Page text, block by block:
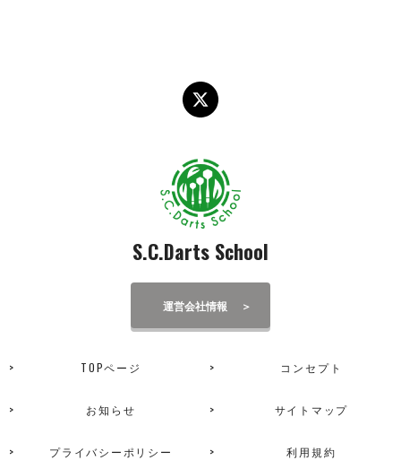
TOPページ コンセプト
お知らせ サイトマップ
プライバシーポリシー 利用規約
S.C.Darts School
運営会社情報